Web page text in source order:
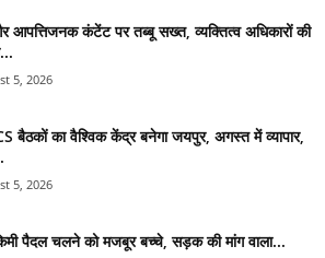
आपत्तिजनक कंटेंट पर तब्बू सख्त, व्यक्तित्व अधिकारों की
5, 2026
बैठकों का वैश्विक केंद्र बनेगा जयपुर, अगस्त में व्यापार,
5, 2026
पैदल चलने को मजबूर बच्चे, सड़क की मांग वाला...